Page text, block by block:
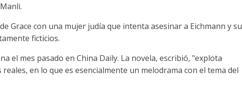
Grace con una mujer judía que intenta asesinar a Eichmann y su
ficticios.
el mes pasado en China Daily. La novela, escribió, "explota
en lo que es esencialmente un melodrama con el tema del